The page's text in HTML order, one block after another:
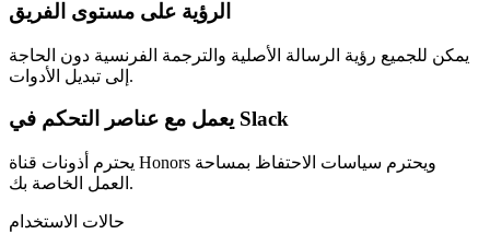
الرؤية على مستوى الفريق
يمكن للجميع رؤية الرسالة الأصلية والترجمة الفرنسية دون الحاجة
إلى تبديل الأدوات.
يعمل مع عناصر التحكم في Slack
يحترم أذونات قناة Honors ويحترم سياسات الاحتفاظ بمساحة
العمل الخاصة بك.
حالات الاستخدام